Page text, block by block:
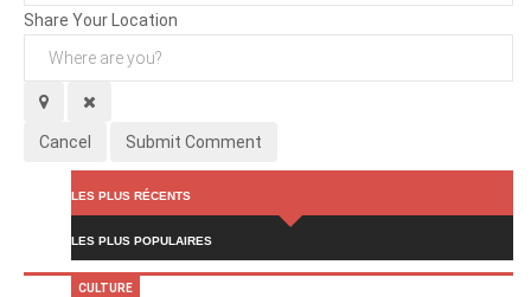
Share Your Location
Cancel Submit Comment
LES PLUS RÉCENTS
LES PLUS POPULAIRES
CULTURE